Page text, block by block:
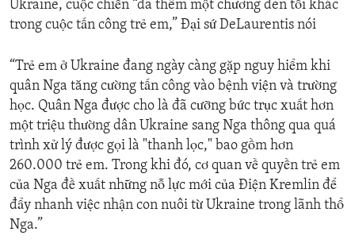
Ukraine, cuộc chiến “đã thêm một chương đen tối khác
trong cuộc tấn công trẻ em,” Đại sứ DeLaurentis nói
“Trẻ em ở Ukraine đang ngày càng gặp nguy hiểm khi
quân Nga tăng cường tấn công vào bệnh viện và trường
học. Quân Nga được cho là đã cưỡng bức trục xuất hơn
một triệu thường dân Ukraine sang Nga thông qua quá
trình xử lý được gọi là "thanh lọc," bao gồm hơn
260.000 trẻ em. Trong khi đó, cơ quan về quyền trẻ em
của Nga đề xuất những nỗ lực mới của Điện Kremlin để
đẩy nhanh việc nhận con nuôi từ Ukraine trong lãnh thổ
Nga.”